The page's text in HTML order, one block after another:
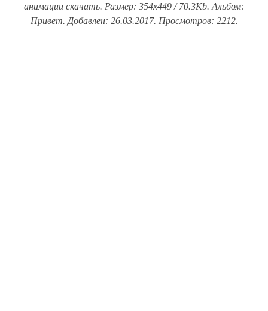
анимации скачать. Размер: 354x449 / 70.3Kb. Альбом:
Привет. Добавлен: 26.03.2017. Просмотров: 2212.